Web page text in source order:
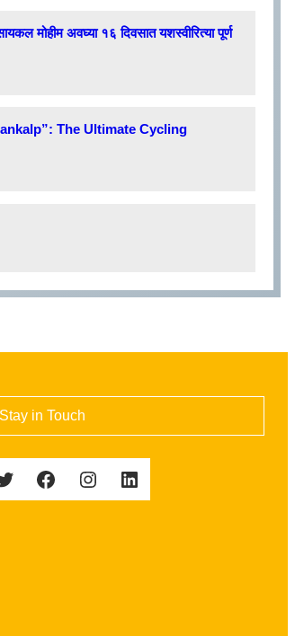
मोहीम अवघ्या १६ दिवसात यशस्वीरित्या पूर्ण
The Ultimate Cycling
Stay in Touch
Facebook Instagram LinkedIn